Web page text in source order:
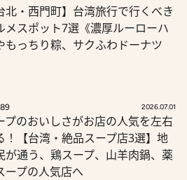
北・西門町】台湾旅行で行くべき
メスポット7選《濃厚ルーローハ
もっちり粽、サクふわドーナツ
2026.07.01
プのおいしさがお店の人気を左右
！【台湾・絶品スープ店3選】地
が通う、鶏スープ、山羊肉鍋、薬
ープの人気店へ